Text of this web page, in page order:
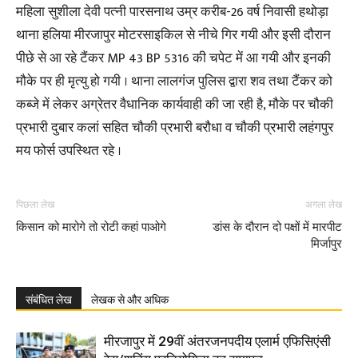
महिला सुशीला देवी पत्नी पारसनाथ उम्र करीब-26 वर्ष निवासी हथोड़ा
थाना हलिया मीरजापुर मोटरसाइकिल से नीचे गिर गयी और इसी दौरान
पीछे से आ रहे टैंकर MP 43 BP 5316 की चपेट में आ गयी और इनकी
मौके पर ही मृत्यु हो गयी । थाना लालगंज पुलिस द्वारा शव तथा टैंकर को
कब्जे में लेकर अग्रेतर वैधानिक कार्यवाही की जा रही है, मौके पर चौकी
प्रभारी दुबार कलां सहित चौकी प्रभारी बरौधा व चौकी प्रभारी लहंगपुर
मय फोर्स उपस्थित रहे ।
पिछला लेख
किसान को मारोगे तो रोटी कहां पाओगे
अगला लेख
डांस के दौरान दो पक्षों में मारपीट
मिर्जापुर
संबंधित लेख लेखक से और अधिक
मीरजापुर में 29वीं अंतरजनपदीय एलार्म एफिसिएंसी